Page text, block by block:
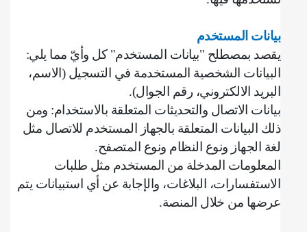
بيانات المستخدم
يقصد بمصطلح "بيانات المستخدم" كل وأيّ مما يلي:
‌البيانات الشخصية المستخدمة في التسجيل (الاسم،
البريد الالكتروني، رقم الجوال).
بيانات الاتصال والتحديثات المتعلقة بالاستخدام: ومن
ذلك البيانات المتعلقة بالجهاز المستخدم للاتصال مثل
لغة الجهاز ونوع النظام ونوع المتصفح.
‌المعلومات المدخلة من المستخدم مثل طلبات
الاستفسارات، البلاغات، والإجابة عن أي استبيانات يتم
عرضها من خلال المنصة.